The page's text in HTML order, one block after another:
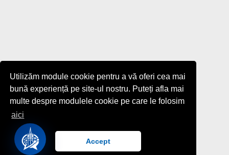
Utilizăm module cookie pentru a vă oferi cea mai
bună experiență pe site-ul nostru. Puteți afla mai
multe despre modulele cookie pe care le folosim
aici
Accept